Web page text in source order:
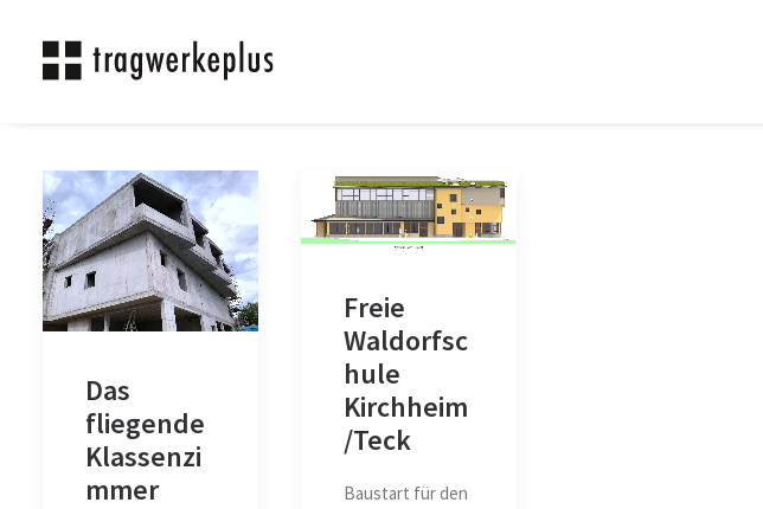
Das
fliegende
Klassenzi
mmer
Freie
Waldorfsc
hule
Kirchheim
/Teck
Baustart für den